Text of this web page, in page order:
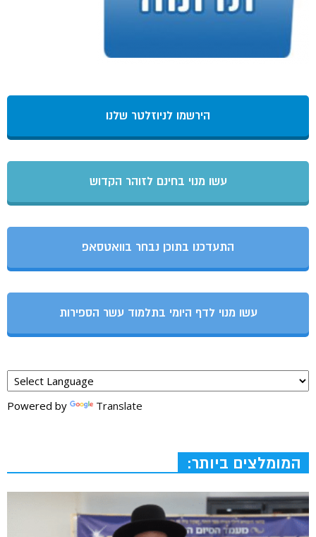
הירשמו לניוזלטר שלנו
עשו מנוי בחינם לזוהר הקדוש
התעדכנו בתוכן נבחר בוואטסאפ
עשו מנוי לדף היומי בתלמוד עשר הספירות
Powered by Translate
המומלצים ביותר: